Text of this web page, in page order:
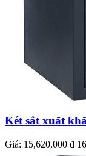
Két sắt xuất
Giá: 15,620,000 đ